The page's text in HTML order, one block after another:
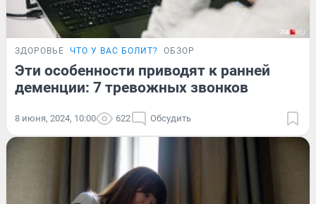
ЗДОРОВЬЕ ЧТО У ВАС БОЛИТ? ОБЗОР
Эти особенности приводят к ранней
деменции: 7 тревожных звонков
8 июня, 2024, 10:00 622 Обсудить